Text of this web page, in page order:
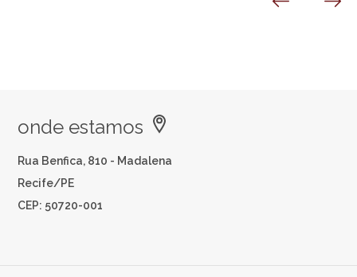
onde estamos
Rua Benfica, 810 - Madalena
Recife/PE
CEP: 50720-001